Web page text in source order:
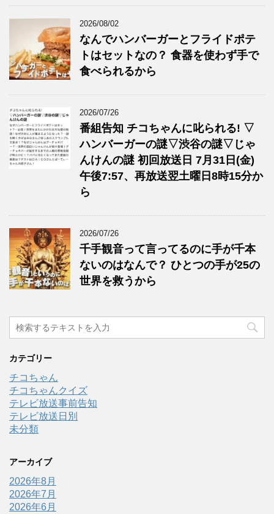
2026/08/02
なんでハンバーガーとフライドポテ
トはセットなの？ 食器を使わず手で
食べられるから
2026/07/26
番組告知 チコちゃんに叱られる! ▽
ハンバーガーの謎▽渋谷の謎▽じゃ
んけんの謎 初回放送日 7月31日(金)
午後7:57、再放送翌土曜日8時15分か
ら
2026/07/26
千手観音って言ってるのに手が千本
ないのはなんで？ ひとつの手が25の
世界を救うから
カテゴリー
チコちゃん
チコちゃんクイズ
テレビ放送事前告知
テレビ放送日別
未分類
アーカイブ
2026年8月
2026年7月
2026年6月